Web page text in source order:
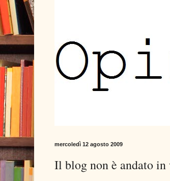
mercoledì 12 agosto 2009
Il blog non è andato in